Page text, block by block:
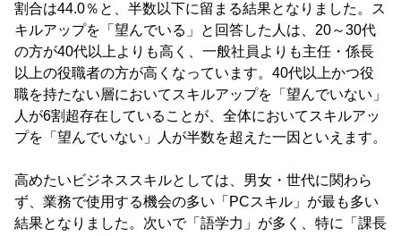
割合は44.0％と、半数以下に留まる結果となりました。ス
キルアップを「望んでいる」と回答した人は、20～30代
の方が40代以上よりも高く、一般社員よりも主任・係長
以上の役職者の方が高くなっています。40代以上かつ役
職を持たない層においてスキルアップを「望んでいない」
人が6割超存在していることが、全体においてスキルアッ
プを「望んでいない」人が半数を超えた一因といえます。
高めたいビジネススキルとしては、男女・世代に関わら
ず、業務で使用する機会の多い「PCスキル」が最も多い
結果となりました。次いで「語学力」が多く、特に「課長